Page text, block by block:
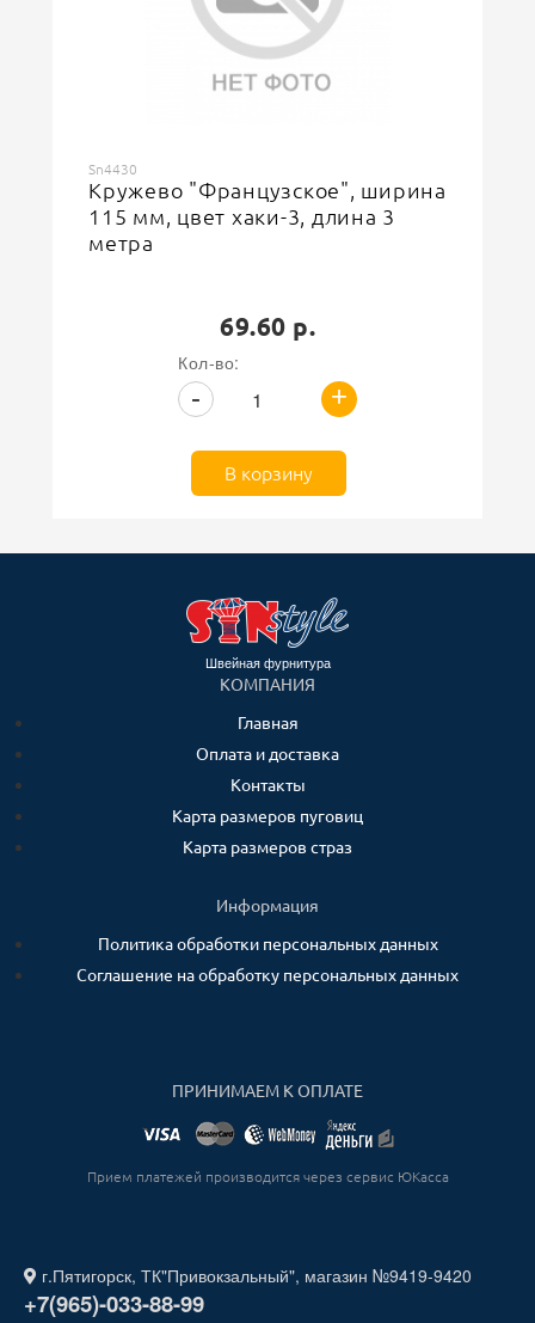
Sn4430
Кружево "Французское", ширина
115 мм, цвет хаки-3, длина 3
метра
69.60 р.
Кол-во:
+
-
В корзину
Швейная фурнитура
КОМПАНИЯ
Главная
Оплата и доставка
Контакты
Карта размеров пуговиц
Карта размеров страз
Информация
Политика обработки персональных данных
Соглашение на обработку персональных данных
ПРИНИМАЕМ К ОПЛАТЕ
Прием платежей производится через сервис ЮКасса
г.Пятигорск, ТК"Привокзальный", магазин №9419-9420
+7(965)-033-88-99